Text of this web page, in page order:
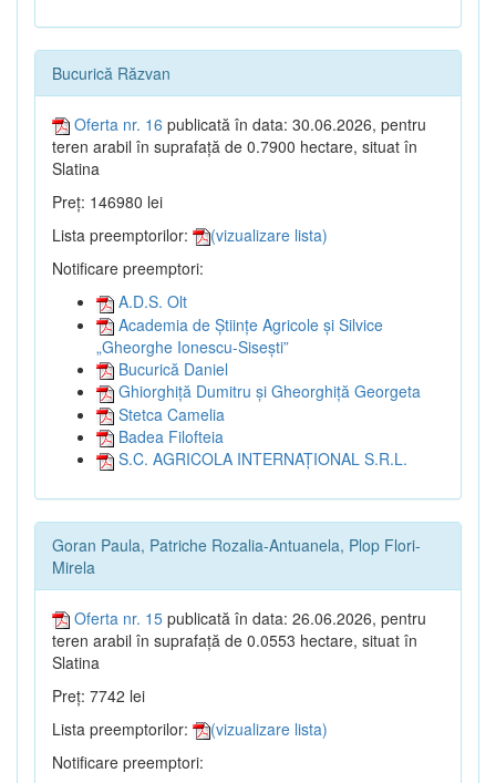
Bucurică Răzvan
Oferta nr. 16 publicată în data: 30.06.2026, pentru
teren arabil în suprafață de 0.7900 hectare, situat în
Slatina
Preț: 146980 lei
Lista preemptorilor:
(vizualizare lista)
Notificare preemptori:
A.D.S. Olt
Academia de Științe Agricole și Silvice
„Gheorghe Ionescu-Sisești”
Bucurică Daniel
Ghiorghiță Dumitru și Gheorghiță Georgeta
Stetca Camelia
Badea Filofteia
S.C. AGRICOLA INTERNAȚIONAL S.R.L.
Goran Paula, Patriche Rozalia-Antuanela, Plop Flori-
Mirela
Oferta nr. 15 publicată în data: 26.06.2026, pentru
teren arabil în suprafață de 0.0553 hectare, situat în
Slatina
Preț: 7742 lei
Lista preemptorilor:
(vizualizare lista)
Notificare preemptori: